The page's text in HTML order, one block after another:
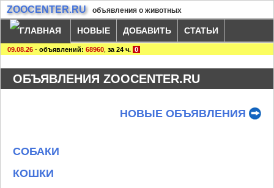
ZOOCENTER.RU объявления о животных
НОВЫЕ ДОБАВИТЬ СТАТЬИ
09.08.26 - объявлений: 68960 за 24 ч. 0
ОБЪЯВЛЕНИЯ ZOOCENTER.RU
НОВЫЕ ОБЪЯВЛЕНИЯ
СОБАКИ
КОШКИ